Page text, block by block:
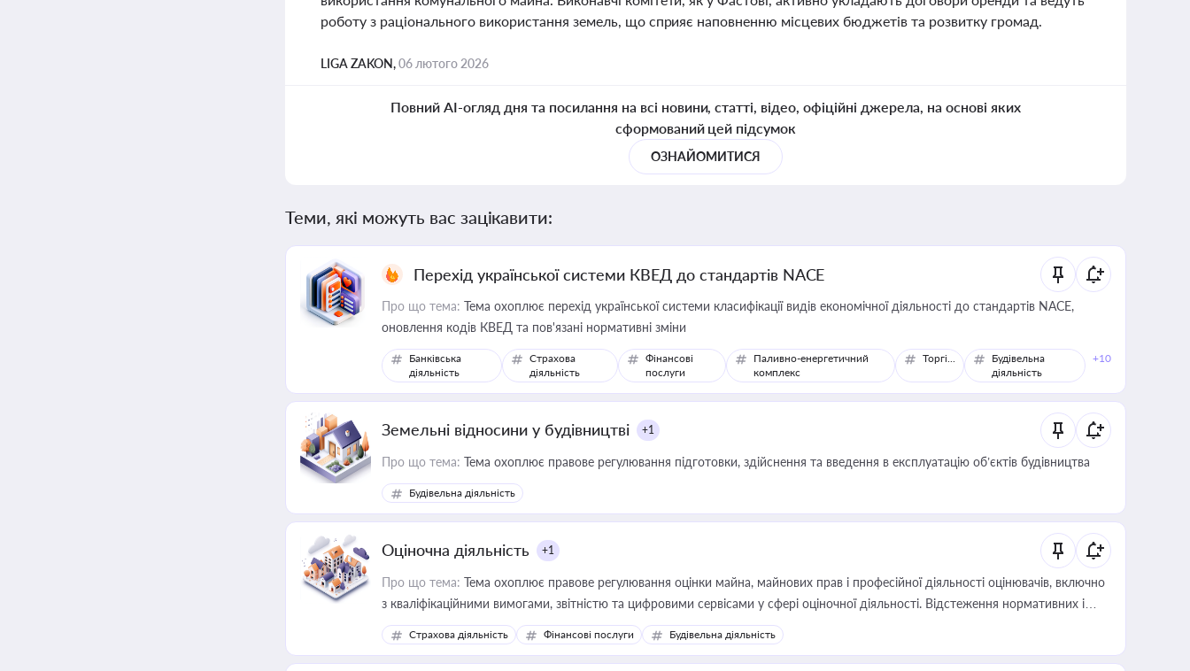
роботу з раціонального використання земель, що сприяє наповненню місцевих бюджетів та розвитку громад.
LIGA ZAKON,06 лютого 2026
Повний AI-огляд дня та посилання на всі новини, статті, відео, офіційні джерела, на основі яких
сформований цей підсумок
ОЗНАЙОМИТИСЯ
Теми, які можуть вас зацікавити:
Перехід української системи КВЕД до стандартів NACE
Про що тема: Тема охоплює перехід української системи класифікації видів економічної діяльності до стандартів NACE,
оновлення кодів КВЕД та пов'язані нормативні зміни
Банківська
діяльність
Страхова
діяльність
Фінансові
послуги
Паливно-енергетичний
комплекс
Торгівля
Будівельна
діяльність
+10
Земельні відносини у будівництві +1
Про що тема: Тема охоплює правове регулювання підготовки, здійснення та введення в експлуатацію об’єктів будівництва
Будівельна діяльність
Оціночна діяльність +1
Про що тема: Тема охоплює правове регулювання оцінки майна, майнових прав і професійної діяльності оцінювачів, включно
з кваліфікаційними вимогами, звітністю та цифровими сервісами у сфері оціночної діяльності. Відстеження нормативних і
медійних змін у цій сфері корисне для власника бізнесу, керівника, юриста або бухгалтера під час оподаткування,
приватизації, оренди державного майна, корпоративних угод і перевірки статусу суб'єктів оціночної діяльності
Страхова діяльність Фінансові послуги Будівельна діяльність